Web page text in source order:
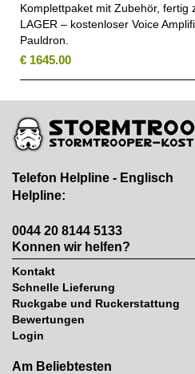
Komplettpaket mit Zubehör, fertig
LAGER – kostenloser Voice
Pauldron.
€ 1645.00
Telefon Helpline - Englisch
Helpline:
0044 20 8144 5133
Konnen wir helfen?
Kontakt
Schnelle Lieferung
Ruckgabe und Ruckerstattung
Bewertungen
Login
Am Beliebtesten